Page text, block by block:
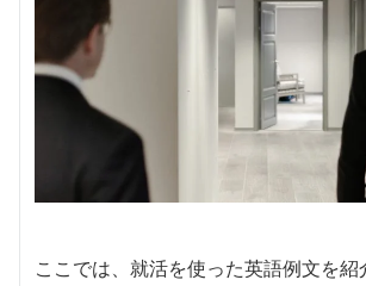
ここでは、就活を使った英語例文を紹